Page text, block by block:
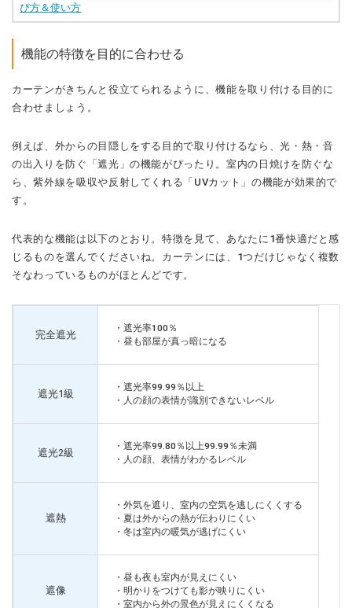
び方＆使い方
機能の特徴を目的に合わせる
カーテンがきちんと役立てられるように、機能を取り付ける目的に
合わせましょう。
例えば、外からの目隠しをする目的で取り付けるなら、光・熱・音
の出入りを防ぐ「遮光」の機能がぴったり。室内の日焼けを防ぐな
ら、紫外線を吸収や反射してくれる「UVカット」の機能が効果的で
す。
代表的な機能は以下のとおり。特徴を見て、あなたに1番快適だと感
じるものを選んでくださいね。カーテンには、1つだけじゃなく複数
そなわっているものがほとんどです。
完全遮光
・遮光率100％
・昼も部屋が真っ暗になる
遮光1級
・遮光率99.99％以上
・人の顔の表情が識別できないレベル
遮光2級
・遮光率99.80％以上99.99％未満
・人の顔、表情がわかるレベル
遮熱
・外気を遮り、室内の空気を逃しにくくする
・夏は外からの熱が伝わりにくい
・冬は室内の暖気が逃げにくい
遮像
・昼も夜も室内が見えにくい
・明かりをつけても影が映りにくい
・室内から外の景色が見えにくくなる